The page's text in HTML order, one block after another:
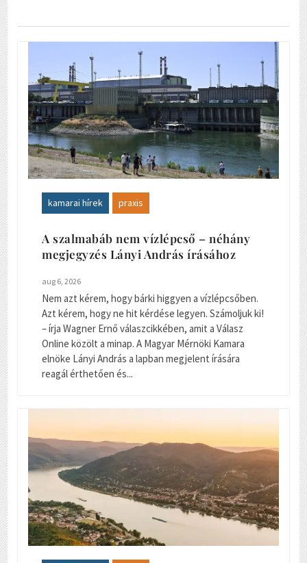
kamarai hírek praxis
A szalmabáb nem vízlépcső – néhány
megjegyzés Lányi András írásához
aug 6, 2026
Nem azt kérem, hogy bárki higgyen a vízlépcsőben.
Azt kérem, hogy ne hit kérdése legyen. Számoljuk ki!
– írja Wagner Ernő válaszcikkében, amit a Válasz
Online közölt a minap. A Magyar Mérnöki Kamara
elnöke Lányi András a lapban megjelent írására
reagál érthetően és...